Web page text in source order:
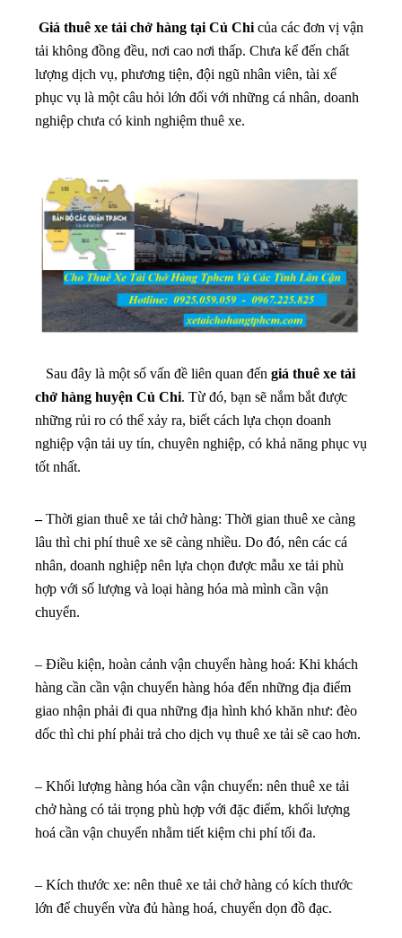
Giá thuê xe tải chở hàng tại Củ Chi của các đơn vị vận
tải không đồng đều, nơi cao nơi thấp. Chưa kể đến chất
lượng dịch vụ, phương tiện, đội ngũ nhân viên, tài xế
phục vụ là một câu hỏi lớn đối với những cá nhân, doanh
nghiệp chưa có kinh nghiệm thuê xe.
Sau đây là một số vấn đề liên quan đến giá thuê xe tải
chở hàng huyện Củ Chi. Từ đó, bạn sẽ nắm bắt được
những rủi ro có thể xảy ra, biết cách lựa chọn doanh
nghiệp vận tải uy tín, chuyên nghiệp, có khả năng phục vụ
tốt nhất.
–Thời gian thuê xe tải chở hàng: Thời gian thuê xe càng
lâu thì chi phí thuê xe sẽ càng nhiều. Do đó, nên các cá
nhân, doanh nghiệp nên lựa chọn được mẫu xe tải phù
hợp với số lượng và loại hàng hóa mà mình cần vận
chuyển.
– Điều kiện, hoàn cảnh vận chuyển hàng hoá: Khi khách
hàng cần cần vận chuyển hàng hóa đến những địa điểm
giao nhận phải đi qua những địa hình khó khăn như: đèo
dốc thì chi phí phải trả cho dịch vụ thuê xe tải sẽ cao hơn.
– Khối lượng hàng hóa cần vận chuyển: nên thuê xe tải
chở hàng có tải trọng phù hợp với đặc điểm, khối lượng
hoá cần vận chuyển nhằm tiết kiệm chi phí tối đa.
– Kích thước xe: nên thuê xe tải chở hàng có kích thước
lớn để chuyển vừa đủ hàng hoá, chuyển dọn đồ đạc.